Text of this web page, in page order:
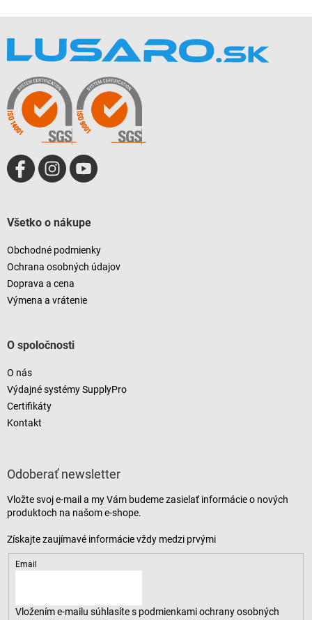
Všetko o nákupe
Obchodné podmienky
Ochrana osobných údajov
Doprava a cena
Výmena a vrátenie
O spoločnosti
O nás
Výdajné systémy SupplyPro
Certifikáty
Kontakt
Odoberať newsletter
Vložte svoj e-mail a my Vám budeme zasielať informácie o nových
produktoch na našom e-shope.
Email
Vložením e-mailu súhlasíte s podmienkami ochrany osobných